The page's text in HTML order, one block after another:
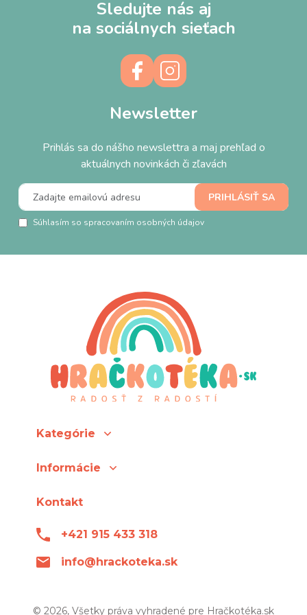
Sledujte nás aj
na sociálnych sieťach
Newsletter
Prihlás sa do nášho newslettra a maj prehľad o
aktuálnych novinkách či zľavách
Súhlasím so spracovaním osobných údajov
Kategórie
Informácie
Kontakt
+421 915 433 318
info@hrackoteka.sk
© 2026, Všetky práva vyhradené pre Hračkotéka.sk